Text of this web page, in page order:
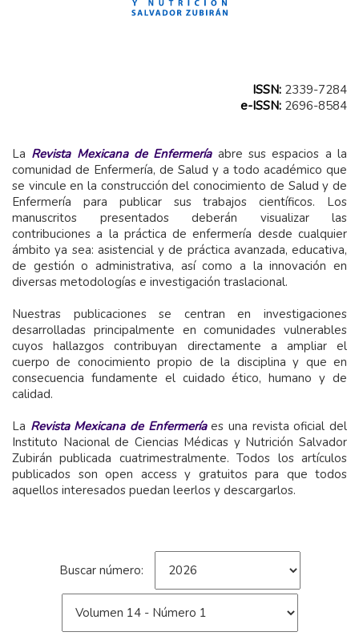
ISSN: 2339-7284
e-ISSN: 2696-8584
La Revista Mexicana de Enfermeríaabre sus espacios a la
comunidad de Enfermería, de Salud y a todo académico que
se vincule en la construcción del conocimiento de Salud y de
Enfermería para publicar sus trabajos científicos. Los
manuscritos presentados deberán visualizar las
contribuciones a la práctica de enfermería desde cualquier
ámbito ya sea: asistencial y de práctica avanzada, educativa,
de gestión o administrativa, así como a la innovación en
diversas metodologías e investigación traslacional.
Nuestras publicaciones se centran en investigaciones
desarrolladas principalmente en comunidades vulnerables
cuyos hallazgos contribuyan directamente a ampliar el
cuerpo de conocimiento propio de la disciplina y que en
consecuencia fundamente el cuidado ético, humano y de
calidad.
La Revista Mexicana de Enfermeríaes una revista oficial del
Instituto Nacional de Ciencias Médicas y Nutrición Salvador
Zubirán publicada cuatrimestralmente. Todos los artículos
publicados son open access y gratuitos para que todos
aquellos interesados puedan leerlos y descargarlos.
Buscar número: